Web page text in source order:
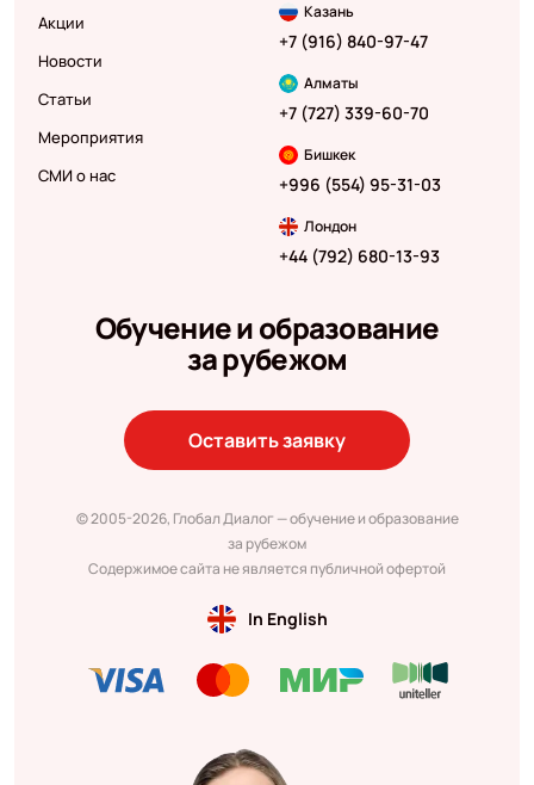
Акции
Новости
Статьи
Мероприятия
СМИ о нас
Казань
+7 (916) 840-97-47
Алматы
+7 (727) 339-60-70
Бишкек
+996 (554) 95-31-03
Лондон
+44 (792) 680-13-93
Обучение и образование
за рубежом
Оставить заявку
© 2005-2026, Глобал Диалог — обучение и образование
за рубежом
Содержимое сайта не является публичной офертой
In English